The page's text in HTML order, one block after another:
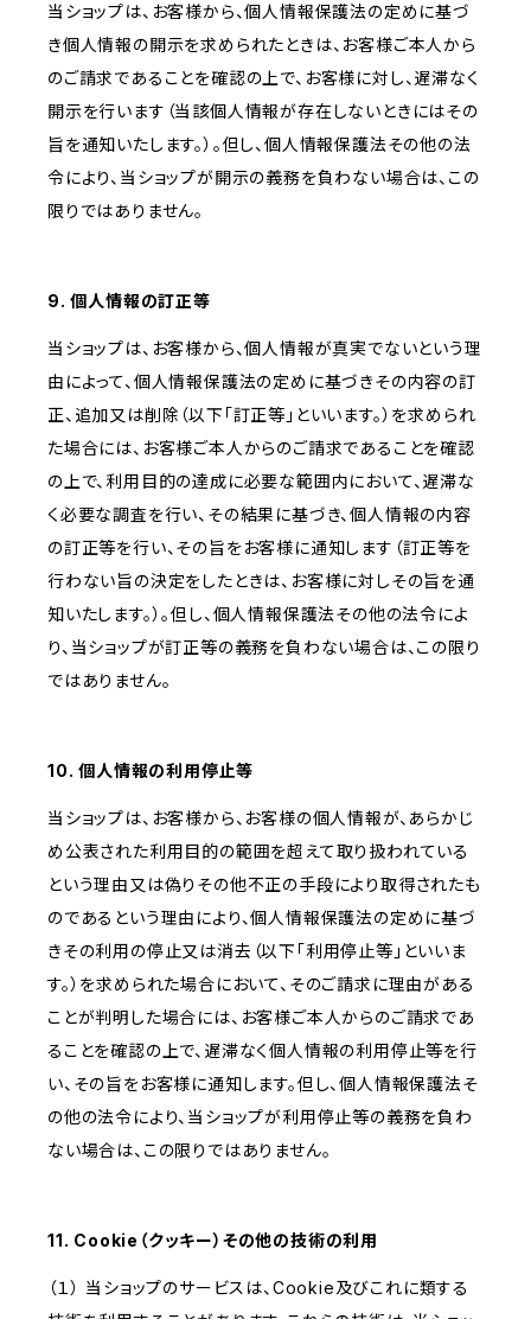
当ショップは、お客様から、個人情報保護法の定めに基づ
き個人情報の開示を求められたときは、お客様ご本人から
のご請求であることを確認の上で、お客様に対し、遅滞なく
開示を行います（当該個人情報が存在しないときにはその
旨を通知いたします。）。但し、個人情報保護法その他の法
令により、当ショップが開示の義務を負わない場合は、この
限りではありません。
9. 個人情報の訂正等
当ショップは、お客様から、個人情報が真実でないという理
由によって、個人情報保護法の定めに基づきその内容の訂
正、追加又は削除（以下「訂正等」といいます。）を求められ
た場合には、お客様ご本人からのご請求であることを確認
の上で、利用目的の達成に必要な範囲内において、遅滞な
く必要な調査を行い、その結果に基づき、個人情報の内容
の訂正等を行い、その旨をお客様に通知します（訂正等を
行わない旨の決定をしたときは、お客様に対しその旨を通
知いたします。）。但し、個人情報保護法その他の法令によ
り、当ショップが訂正等の義務を負わない場合は、この限り
ではありません。
10. 個人情報の利用停止等
当ショップは、お客様から、お客様の個人情報が、あらかじ
め公表された利用目的の範囲を超えて取り扱われている
という理由又は偽りその他不正の手段により取得されたも
のであるという理由により、個人情報保護法の定めに基づ
きその利用の停止又は消去（以下「利用停止等」といいま
す。）を求められた場合において、そのご請求に理由がある
ことが判明した場合には、お客様ご本人からのご請求であ
ることを確認の上で、遅滞なく個人情報の利用停止等を行
い、その旨をお客様に通知します。但し、個人情報保護法そ
の他の法令により、当ショップが利用停止等の義務を負わ
ない場合は、この限りではありません。
11. Cookie（クッキー）その他の技術の利用
（１） 当ショップのサービスは、Cookie及びこれに類する